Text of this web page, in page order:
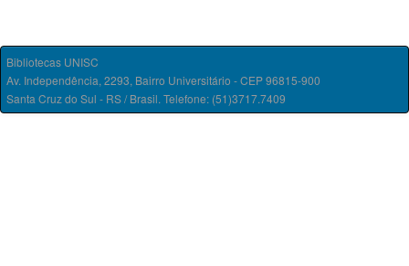
Bibliotecas UNISC
Av. Independência, 2293, Bairro Universitário - CEP 96815-900
Santa Cruz do Sul - RS / Brasil. Telefone: (51)3717.7409